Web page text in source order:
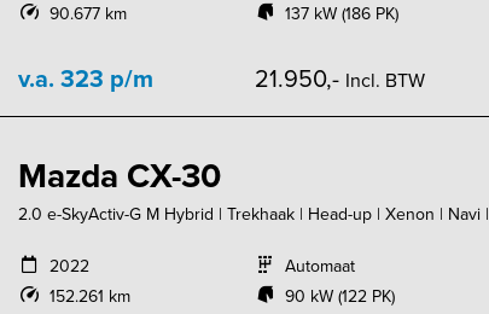
90.677 km
137 kW (186 PK)
v.a. 323 p/m 21.950,- Incl. BTW
Mazda CX-30
2.0 e-SkyActiv-G M Hybrid | Trekhaak | Head-up | Xenon | Navi |
2022
152.261 km
Automaat
90 kW (122 PK)